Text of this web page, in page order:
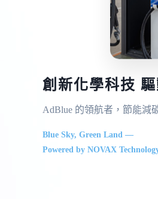
創新化學科技
AdBlue 的領航者，節能減
Blue Sky, Green Land —
Powered by NOVAX